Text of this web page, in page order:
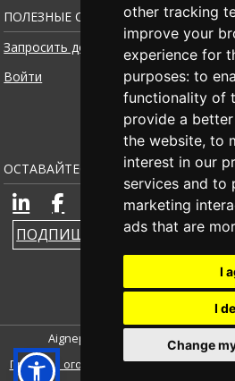
other tracking
improve your
experience for
purposes: to
functionality of
provide a
the website, to
interest in our
services and to
marketing
ads that are
I
I
Change
ПОЛЕЗНЫЕ ССЫЛКИ
Запросить доступ
Войти
ОСТАВАЙТЕСЬ НА СВЯЗИ
ПОДПИШИТЕСЬ НА
Aignep s.p.a. | Номер НДС.
Правовая оговорка
|Privacy Policy|